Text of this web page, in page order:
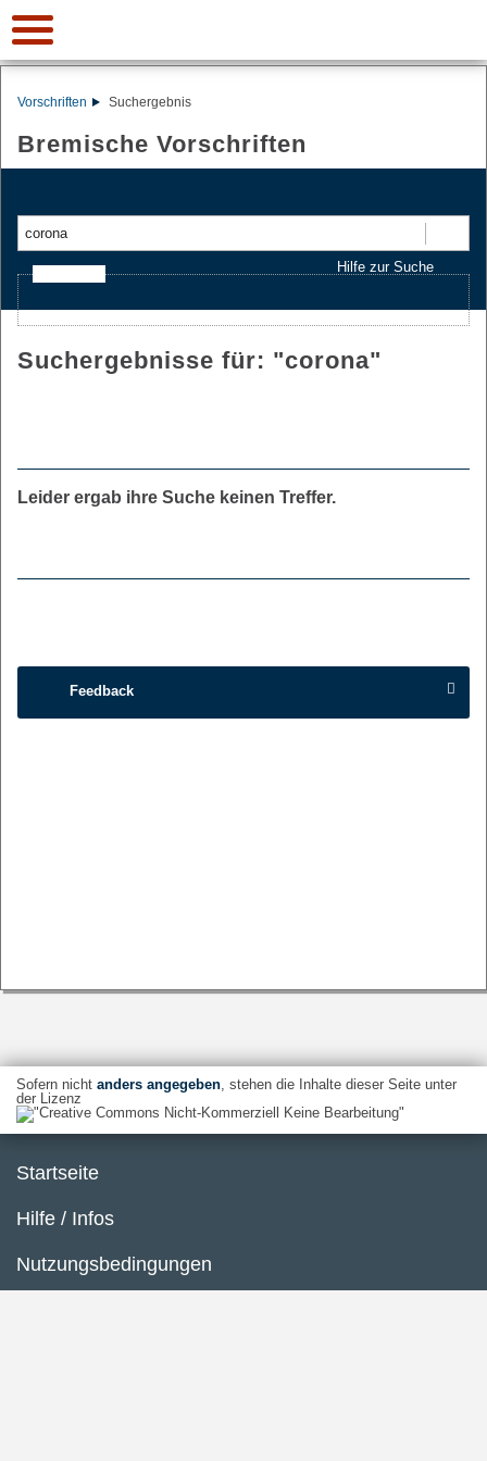
Vorschriften Suchergebnis
Bremische Vorschriften
Hilfe zur Suche
Suchergebnisse für: "corona"
Leider ergab ihre Suche keinen Treffer.
Feedback
Sofern nicht anders angegeben, stehen die Inhalte dieser Seite unter
der Lizenz
Startseite
Hilfe / Infos
Nutzungsbedingungen